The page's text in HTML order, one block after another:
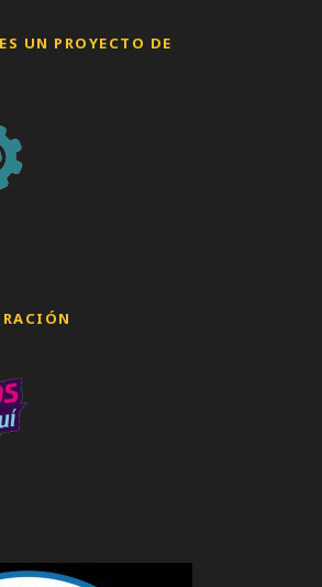
UN PROYECTO DE